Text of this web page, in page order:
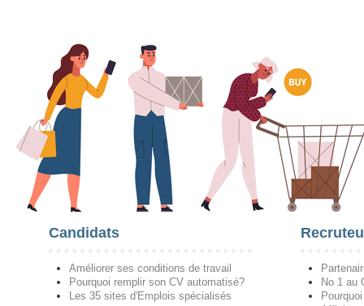
Candidats
Améliorer ses conditions de travail
Pourquoi remplir son CV automatisé?
Les 35 sites d'Emplois spécialisés
No 1 au